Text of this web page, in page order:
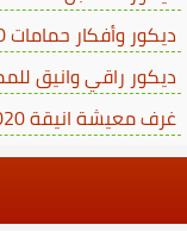
ديكور وأفكار حمامات 2020
ديكور راقي وانيق
غرف معيشة انيقة 2020